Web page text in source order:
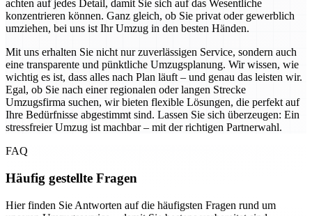
achten auf jedes Detail, damit Sie sich auf das Wesentliche
konzentrieren können. Ganz gleich, ob Sie privat oder gewerblich
umziehen, bei uns ist Ihr Umzug in den besten Händen.
Mit uns erhalten Sie nicht nur zuverlässigen Service, sondern auch
eine transparente und pünktliche Umzugsplanung. Wir wissen, wie
wichtig es ist, dass alles nach Plan läuft – und genau das leisten wir.
Egal, ob Sie nach einer regionalen oder langen Strecke
Umzugsfirma suchen, wir bieten flexible Lösungen, die perfekt auf
Ihre Bedürfnisse abgestimmt sind. Lassen Sie sich überzeugen: Ein
stressfreier Umzug ist machbar – mit der richtigen Partnerwahl.
FAQ
Häufig gestellte Fragen
Hier finden Sie Antworten auf die häufigsten Fragen rund um